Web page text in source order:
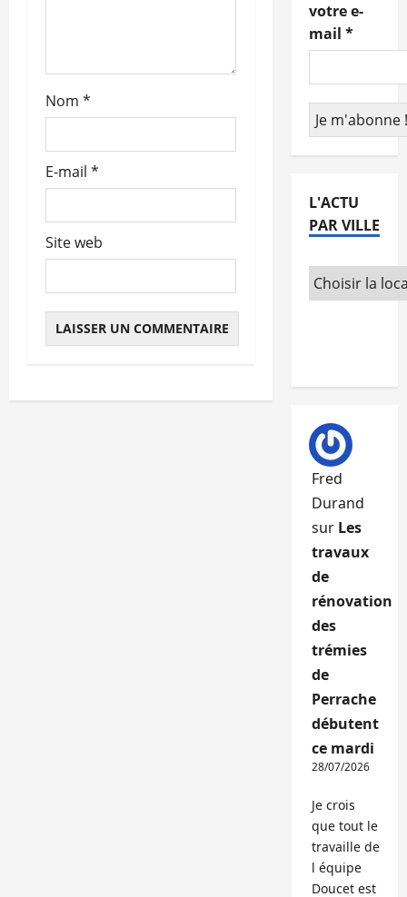
t
c
l
e
Nom *
E-mail *
Site web
votre e-
mail *
L'ACTU
PAR VILLE
Fred
Durand
sur Les
travaux
de
rénovation
des
trémies
de
Perrache
débutent
ce mardi
28/07/2026
Je crois
que tout le
travaille de
l équipe
Doucet est